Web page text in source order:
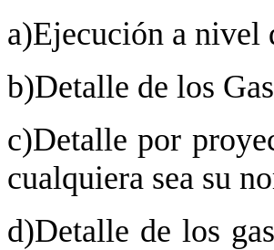
a)Ejecución a nivel
b)Detalle de los
c)Detalle por
cualquiera sea su
d)Detalle de los